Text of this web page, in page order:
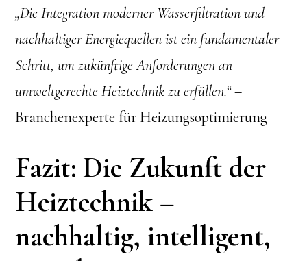
„Die Integration moderner Wasserfiltration und
nachhaltiger Energiequellen ist ein fundamentaler
Schritt, um zukünftige Anforderungen an
umweltgerechte Heiztechnik zu erfüllen.“–
Branchenexperte für Heizungsoptimierung
Fazit: Die Zukunft der
Heiztechnik –
nachhaltig, intelligent,